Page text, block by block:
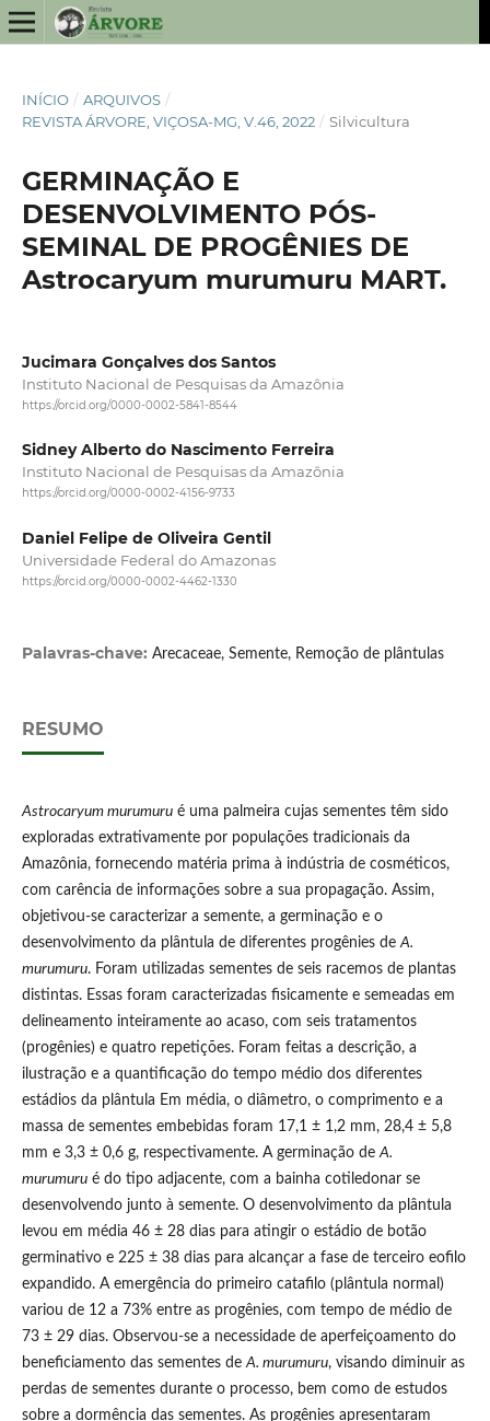
INÍCIO / ARQUIVOS /
REVISTA ÁRVORE, VIÇOSA-MG, V.46, 2022 / Silvicultura
GERMINAÇÃO E
DESENVOLVIMENTO PÓS-
SEMINAL DE PROGÊNIES DE
Astrocaryum murumuru MART.
Jucimara Gonçalves dos Santos
Instituto Nacional de Pesquisas da Amazônia
https://orcid.org/0000-0002-5841-8544
Sidney Alberto do Nascimento Ferreira
Instituto Nacional de Pesquisas da Amazônia
https://orcid.org/0000-0002-4156-9733
Daniel Felipe de Oliveira Gentil
Universidade Federal do Amazonas
https://orcid.org/0000-0002-4462-1330
Palavras-chave: Arecaceae, Semente, Remoção de plântulas
RESUMO
Astrocaryum murumurué uma palmeira cujas sementes têm sido
exploradas extrativamente por populações tradicionais da
Amazônia, fornecendo matéria prima à indústria de cosméticos,
com carência de informações sobre a sua propagação. Assim,
objetivou-se caracterizar a semente, a germinação e o
desenvolvimento da plântula de diferentes progênies deA.
murumuru. Foram utilizadas sementes de seis racemos de plantas
distintas. Essas foram caracterizadas fisicamente e semeadas em
delineamento inteiramente ao acaso, com seis tratamentos
(progênies) e quatro repetições. Foram feitas a descrição, a
ilustração e a quantificação do tempo médio dos diferentes
estádios da plântula Em média, o diâmetro, o comprimento e a
massa de sementes embebidas foram 17,1 ± 1,2 mm, 28,4 ± 5,8
mm e 3,3 ± 0,6 g, respectivamente. A germinação deA.
murumurué do tipo adjacente, com a bainha cotiledonar se
desenvolvendo junto à semente. O desenvolvimento da plântula
levou em média 46 ± 28 dias para atingir o estádio de botão
germinativo e 225 ± 38 dias para alcançar a fase de terceiro eofilo
expandido. A emergência do primeiro catafilo (plântula normal)
variou de 12 a 73% entre as progênies, com tempo de médio de
73 ± 29 dias. Observou-se a necessidade de aperfeiçoamento do
beneficiamento das sementes deA. murumuru, visando diminuir as
perdas de sementes durante o processo, bem como de estudos
sobre a dormência das sementes. As progênies apresentaram